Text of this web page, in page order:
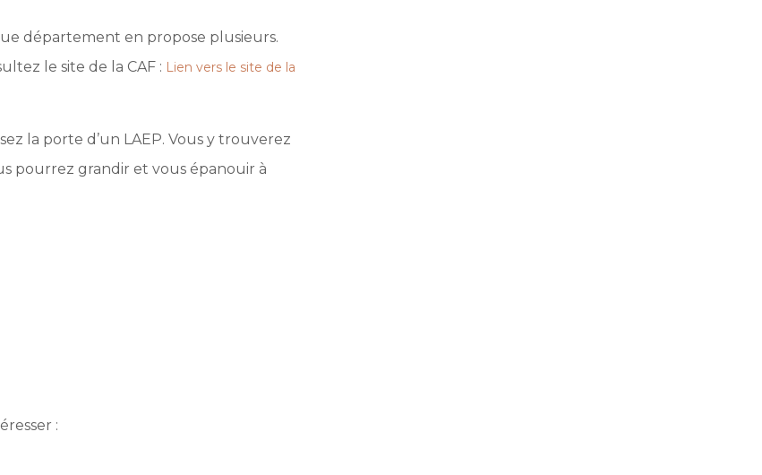
département en propose plusieurs.
le site de la CAF : Lien vers le site de la
la porte d’un LAEP. Vous y trouverez
pourrez grandir et vous épanouir à
: